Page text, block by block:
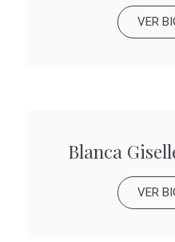
VER
Blanca
VER